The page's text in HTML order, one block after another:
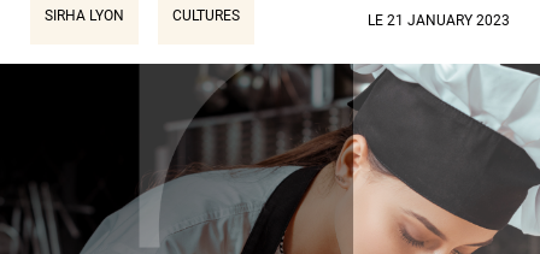
SIRHA LYON CULTURES LE 21 JANUARY 2023